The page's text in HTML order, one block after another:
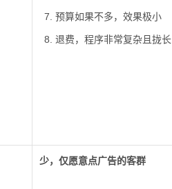
预算如果不多，效果极小
退费，程序非常复杂且拢长
少，仅愿意点广告的客群